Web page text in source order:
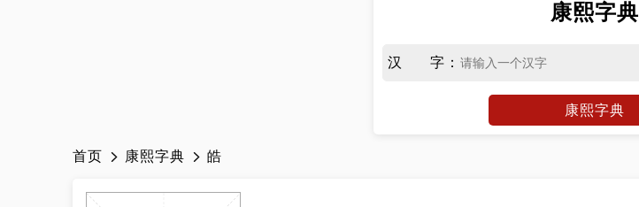
康熙字典
汉字 ：
康熙字典
首页 康熙字典 皓